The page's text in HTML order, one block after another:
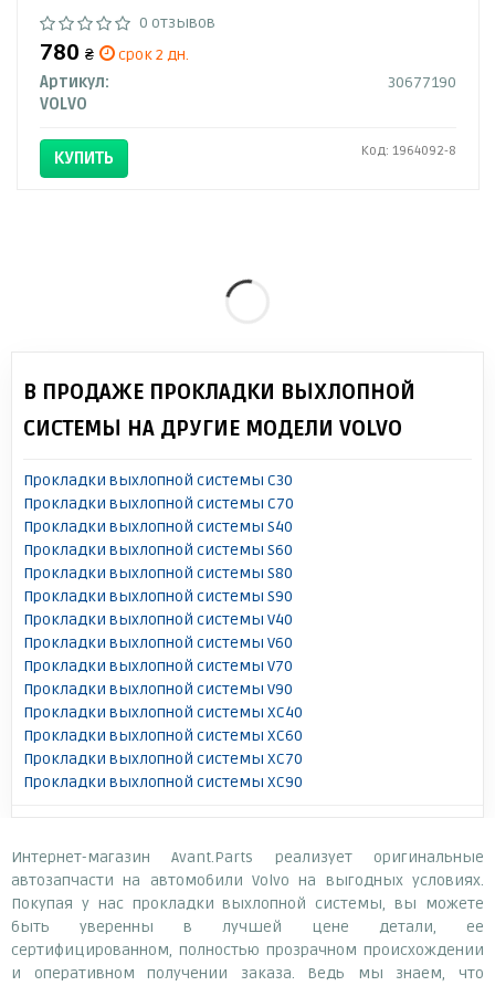
0 отзывов
780 ₴
срок 2 дн.
Артикул:
30677190
VOLVO
КУПИТЬ Код: 1964092-8
В ПРОДАЖЕ ПРОКЛАДКИ ВЫХЛОПНОЙ
СИСТЕМЫ НА ДРУГИЕ МОДЕЛИ VOLVO
Прокладки выхлопной системы C30
Прокладки выхлопной системы C70
Прокладки выхлопной системы S40
Прокладки выхлопной системы S60
Прокладки выхлопной системы S80
Прокладки выхлопной системы S90
Прокладки выхлопной системы V40
Прокладки выхлопной системы V60
Прокладки выхлопной системы V70
Прокладки выхлопной системы V90
Прокладки выхлопной системы XC40
Прокладки выхлопной системы XC60
Прокладки выхлопной системы XC70
Прокладки выхлопной системы XC90
Интернет-магазин Avant.Parts реализует оригинальные
автозапчасти на автомобили Volvo на выгодных условиях.
Покупая у нас прокладки выхлопной системы, вы можете
быть уверенны в лучшей цене детали, ее
сертифицированном, полностью прозрачном происхождении
и оперативном получении заказа. Ведь мы знаем, что